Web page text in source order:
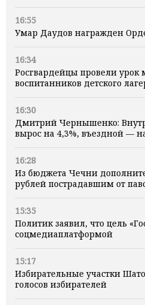
16:55
Умар Даудов награжден
16:34
Росгвардейцы провели урок
воспитанников детского
16:30
Дмитрий Чернышенко:
вырос на 4,3%, въездной —
16:28
Из бюджета Чечни
рублей пострадавшим от
15:35
Политик заявил, что цель
соцмедиаплатформой
15:17
Избирательные участки
голосов избирателей